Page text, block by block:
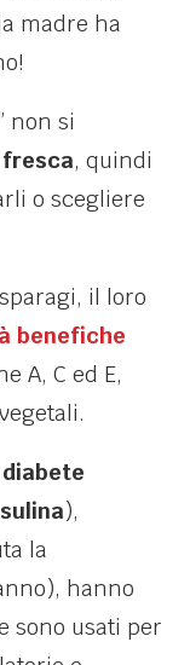
madre ha
non si
, quindi
o scegliere
il loro
benefiche
A, C ed E,
),
la
hanno
sono usati per